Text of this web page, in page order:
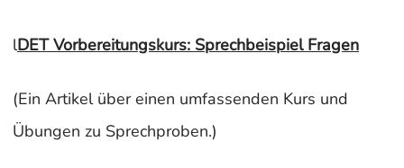
lDET Vorbereitungskurs: Sprechbeispiel Fragen
(Ein Artikel über einen umfassenden Kurs und
Übungen zu Sprechproben.)